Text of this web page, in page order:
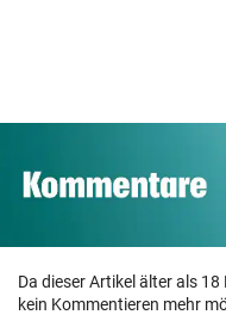
Da dieser Artikel älter als
kein Kommentieren mehr